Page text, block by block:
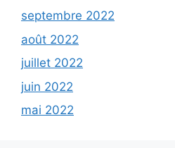
septembre 2022
août 2022
juillet 2022
juin 2022
mai 2022